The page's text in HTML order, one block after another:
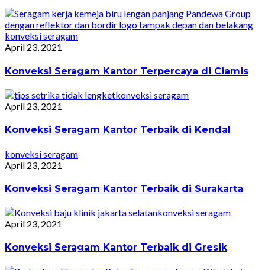
konveksi seragam
April 23, 2021
Konveksi Seragam Kantor Terpercaya di Ciamis
konveksi seragam
April 23, 2021
Konveksi Seragam Kantor Terbaik di Kendal
konveksi seragam
April 23, 2021
Konveksi Seragam Kantor Terbaik di Surakarta
konveksi seragam
April 23, 2021
Konveksi Seragam Kantor Terbaik di Gresik